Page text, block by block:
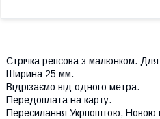
Стрічка репсова з малюнком. Для
Ширина 25 мм.
Відрізаємо від одного метра.
Передоплата на карту.
Пересилання Укрпоштою, Новою